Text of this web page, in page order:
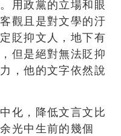
用政黨的立場和眼
觀且是對文學的汙
貶抑文人，地下有
但是絕對無法貶抑
，他的文字依然說
化，降低文言文比
光中生前的幾個